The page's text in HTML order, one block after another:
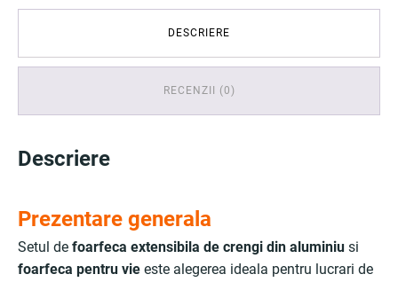
DESCRIERE
RECENZII (0)
Descriere
Prezentare generala
Setul de foarfeca extensibila de crengi din aluminiu si
foarfeca pentru vie este alegerea ideala pentru lucrari de